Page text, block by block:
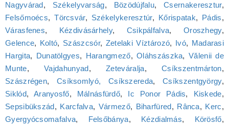
Nagyvárad, Székelyvarság, Bözödújfalu,Csernakeresztur,
Felsőmoécs,Törcsvár, Székelykeresztúr, Kőrispatak, Pádis,
Várasfenes, Kézdivásárhely, Csikpálfalva, Oroszhegy,
Gelence, Koltó, Szászcsór, Zetelaki Víztározó, Ivó, Madarasi
Hargita, Dunatölgyes, Harangmező,Oláhszászka, Vălenii de
Munte,Vajdahunyad,Zeteváralja,Csíkszentmárton,
Szászrégen, Csíksomlyó, Csíkszereda,Csíkszentgyörgy,
Siklód, Aranyosfő, Málnásfürdő, Ic Ponor Pádis, Kiskede,
Sepsibükszád, Karcfalva, Vármező, Biharfüred, Rânca, Kerc,
Gyergyócsomafalva, Felsőbánya, Kézdialmás, Körösfő,